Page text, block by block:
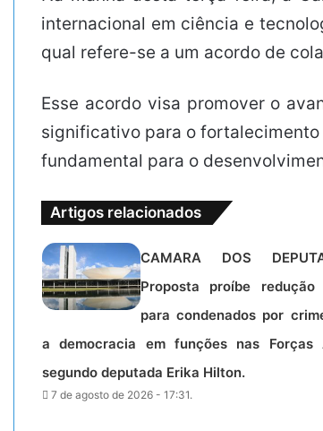
internacional em ciência e
qual refere-se a um acordo de
Esse acordo visa promover o
significativo para o
fundamental para o
Artigos relacionados
CAMARA DOS
Proposta proíbe
para condenados por
a democracia em funções nas Forças
segundo deputada Erika Hilton.
7 de agosto de 2026 - 17:31.